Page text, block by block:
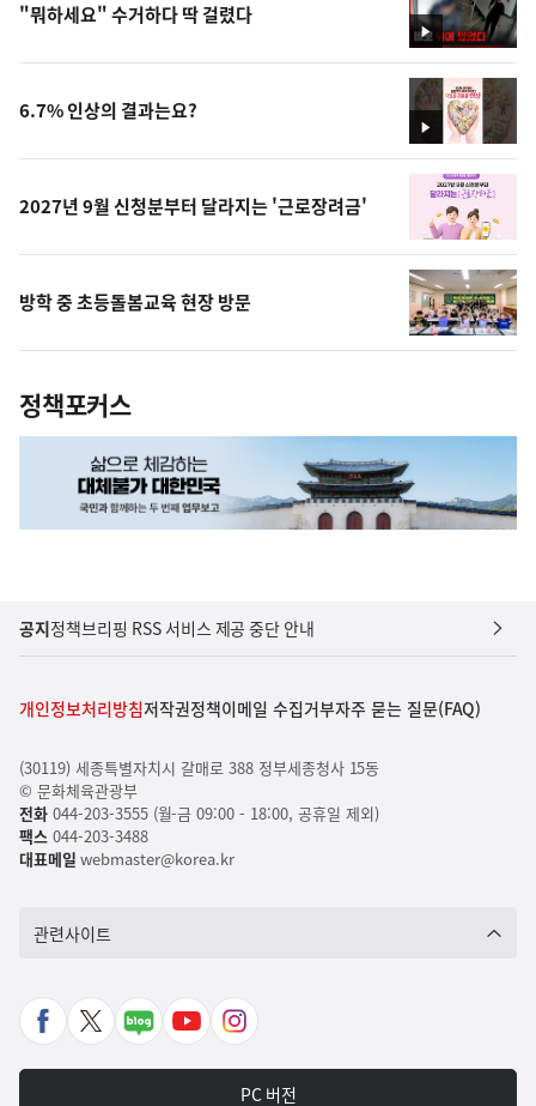
영
상
"뭐하세요" 수거하다 딱 걸렸다
영
상
6.7% 인상의 결과는요?
2027년 9월 신청분부터 달라지는 '근로장려금'
방학 중 초등돌봄교육 현장 방문
정책포커스
공지정책브리핑 RSS 서비스 제공 중단 안내
개인정보처리방침저작권정책이메일 수집거부자주 묻는 질문(FAQ)
(30119) 세종특별자치시 갈매로 388 정부세종청사 15동
© 문화체육관광부
전화044-203-3555 (월-금 09:00 - 18:00, 공휴일 제외)
팩스044-203-3488
대표메일 webmaster@korea.kr
관련사이트
페
X
네
유
인
타
PC 버전